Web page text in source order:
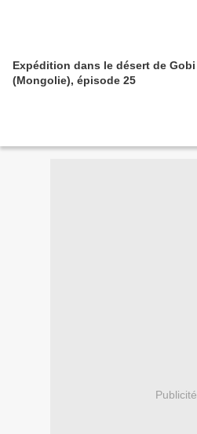
Expédition dans le désert de Gobi
(Mongolie), épisode 25
Publicité